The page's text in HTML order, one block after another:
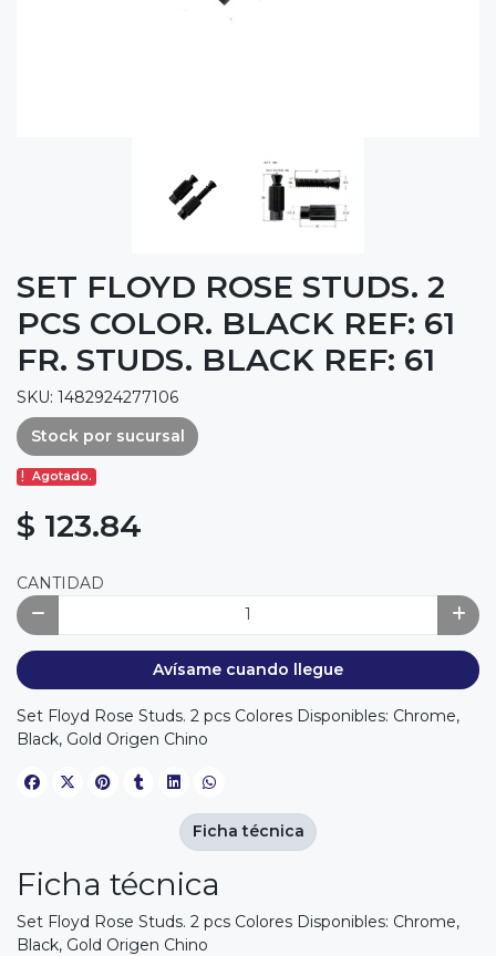
SET FLOYD ROSE STUDS. 2
PCS COLOR. BLACK REF: 61
FR. STUDS. BLACK REF: 61
SKU: 1482924277106
Stock por sucursal
Agotado.
$ 123.84
CANTIDAD
Avísame cuando llegue
Set Floyd Rose Studs. 2 pcs Colores Disponibles: Chrome,
Black, Gold Origen Chino
Ficha técnica
Set Floyd Rose Studs. 2 pcs Colores Disponibles: Chrome,
Black, Gold Origen Chino
Ficha técnica